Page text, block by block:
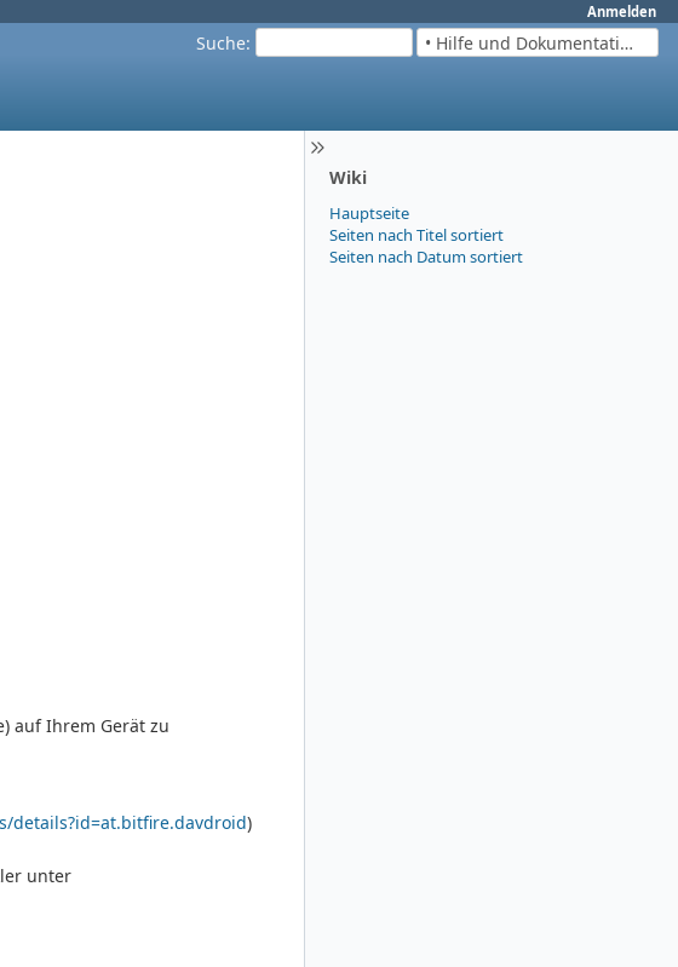
Anmelden
Suche: • Hilfe und Dokumentation
Wiki
Hauptseite
Seiten nach Titel sortiert
Seiten nach Datum sortiert
auf Ihrem Gerät zu
details?id=at.bitfire.davdroid)
unter